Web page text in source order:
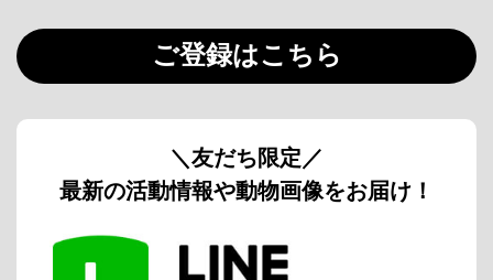
ご登録はこちら
＼友だち限定／
最新の活動情報や動物画像をお届け！